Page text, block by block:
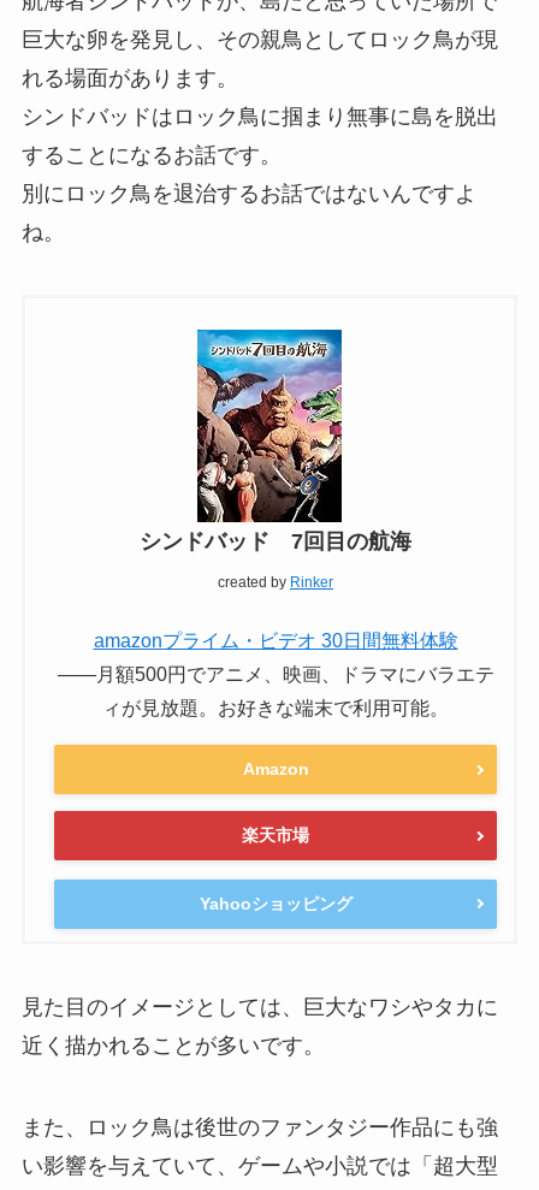
巨大な卵を発見し、その親鳥としてロック鳥が現
れる場面があります。
シンドバッドはロック鳥に掴まり無事に島を脱出
することになるお話です。
別にロック鳥を退治するお話ではないんですよ
ね。
シンドバッド 7回目の航海
created by Rinker
amazonプライム・ビデオ 30日間無料体験
――月額500円でアニメ、映画、ドラマにバラエテ
ィが見放題。お好きな端末で利用可能。
Amazon
楽天市場
Yahooショッピング
見た目のイメージとしては、巨大なワシやタカに
近く描かれることが多いです。
また、ロック鳥は後世のファンタジー作品にも強
い影響を与えていて、ゲームや小説では「超大型